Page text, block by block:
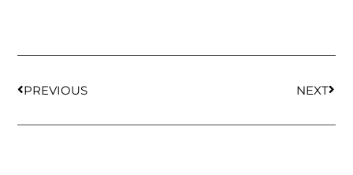
PREVIOUS NEXT